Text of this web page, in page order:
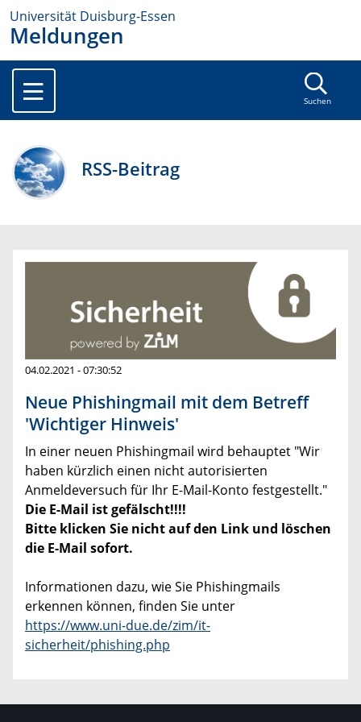
Universität Duisburg-Essen
Meldungen
Suchen
RSS-Beitrag
04.02.2021 - 07:30:52
Neue Phishingmail mit dem Betreff
'Wichtiger Hinweis'
In einer neuen Phishingmail wird behauptet "Wir
haben kürzlich einen nicht autorisierten
Anmeldeversuch für Ihr E-Mail-Konto festgestellt."
Die E-Mail ist gefälscht!!!!
Bitte klicken Sie nicht auf den Link und löschen
die E-Mail sofort.
Informationen dazu, wie Sie Phishingmails
erkennen können, finden Sie unter
https://www.uni-due.de/zim/it-
sicherheit/phishing.php